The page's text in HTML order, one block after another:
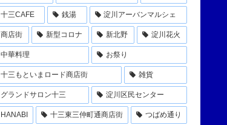
十三CAFE 銭湯 淀川アーバンマルシェ
商店街 新型コロナ 新北野 淀川花火
中華料理 お祭り
十三もといまロード商店街 雑貨
グランドサロン十三 淀川区民センター
HANABI 十三東三仲町通商店街 つばめ通り